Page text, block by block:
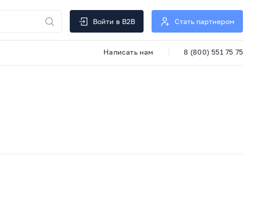
Войти в B2B Стать партнером
Написать нам 8 (800) 551 75 75